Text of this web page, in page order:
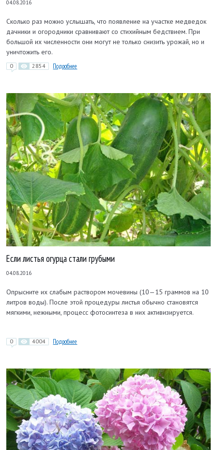
04.08.2016
Сколько раз можно услышать, что появление на участке медведок
дачники и огородники сравнивают со стихийным бедствием. При
большой их численности они могут не только снизить урожай, но и
уничтожить его.
0 2854 Подробнее
Если листья огурца стали грубыми
04.08.2016
Опрысните их слабым раствором мочевины (10—15 граммов на 10
литров воды). После этой процедуры листья обычно становятся
мягкими, нежными, процесс фотосинтеза в них активизируется.
0 4004 Подробнее